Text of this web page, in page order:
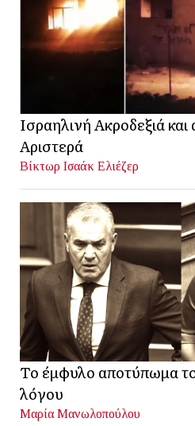
Ισραηλινή Ακροδεξιά και
Αριστερά
Βίκτωρ Ισαάκ Ελιέζερ
Το έμφυλο αποτύπωμα
λόγου
Μαρία Μανωλοπούλου